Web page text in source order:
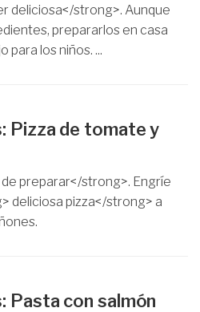
deliciosa</strong>. Aunque
prepararlos en casa
para los niños. ...
Pizza de tomate y
preparar</strong>. Engríe
deliciosa pizza</strong> a
Pasta con salmón